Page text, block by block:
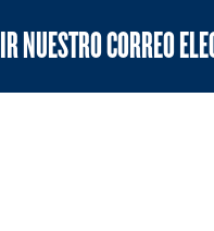
NUESTRO CORREO